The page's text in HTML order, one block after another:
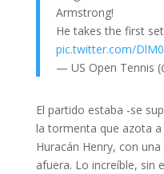
Armstrong!
He takes the first
pic.twitter.com/
— US Open Tennis
El partido estaba -se
la tormenta que azota
Huracán Henry, con
afuera. Lo increíble, sin